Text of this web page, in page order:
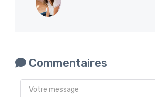
Commentaires